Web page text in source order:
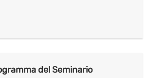
del Seminario